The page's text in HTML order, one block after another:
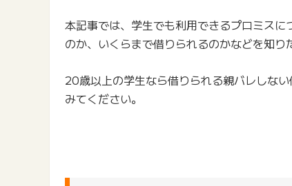
本記事では、学生でも利用できるプロミス
のか、いくらまで借りられるのかなどを知り
20歳以上の学生なら借りられる親バレしな
みてください。